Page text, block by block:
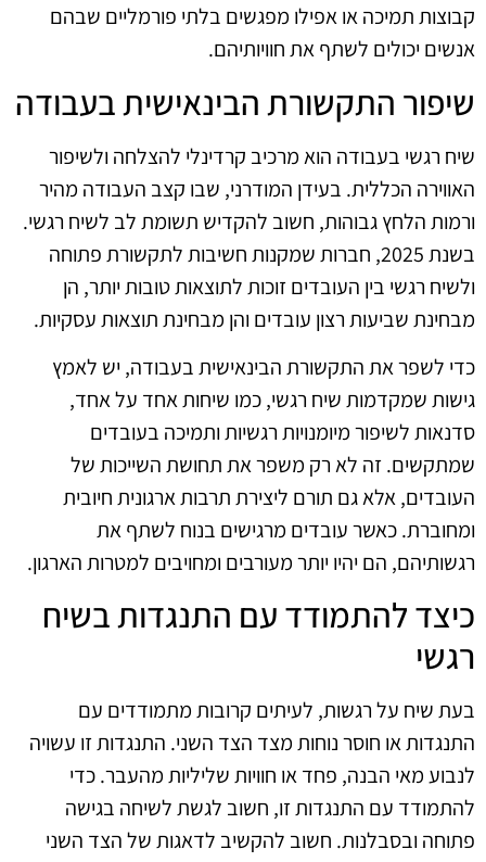
קבוצות תמיכה או אפילו מפגשים בלתי פורמליים שבהם
אנשים יכולים לשתף את חוויותיהם.
שיפור התקשורת הבינאישית בעבודה
שיח רגשי בעבודה הוא מרכיב קרדינלי להצלחה ולשיפור
האווירה הכללית. בעידן המודרני, שבו קצב העבודה מהיר
ורמות הלחץ גבוהות, חשוב להקדיש תשומת לב לשיח רגשי.
בשנת 2025, חברות שמקנות חשיבות לתקשורת פתוחה
ולשיח רגשי בין העובדים זוכות לתוצאות טובות יותר, הן
מבחינת שביעות רצון עובדים והן מבחינת תוצאות עסקיות.
כדי לשפר את התקשורת הבינאישית בעבודה, יש לאמץ
גישות שמקדמות שיח רגשי, כמו שיחות אחד על אחד,
סדנאות לשיפור מיומנויות רגשיות ותמיכה בעובדים
שמתקשים. זה לא רק משפר את תחושת השייכות של
העובדים, אלא גם תורם ליצירת תרבות ארגונית חיובית
ומחוברת. כאשר עובדים מרגישים בנוח לשתף את
רגשותיהם, הם יהיו יותר מעורבים ומחויבים למטרות הארגון.
כיצד להתמודד עם התנגדות בשיח
רגשי
בעת שיח על רגשות, לעיתים קרובות מתמודדים עם
התנגדות או חוסר נוחות מצד הצד השני. התנגדות זו עשויה
לנבוע מאי הבנה, פחד או חוויות שליליות מהעבר. כדי
להתמודד עם התנגדות זו, חשוב לגשת לשיחה בגישה
פתוחה ובסבלנות. חשוב להקשיב לדאגות של הצד השני